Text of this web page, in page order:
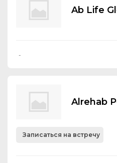
Ab Life
-
Alrehab
Записаться на встречу